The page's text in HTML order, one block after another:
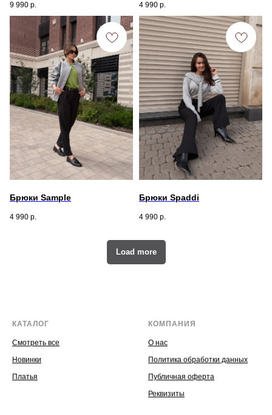
9 990 р. 4 990 р.
Брюки Sample
4 990 р.
Брюки Spaddi
4 990 р.
Load more
КАТАЛОГ
Смотреть все
Новинки
Платья
КОМПАНИЯ
О нас
Политика обработки данных
Публичная оферта
Реквизиты